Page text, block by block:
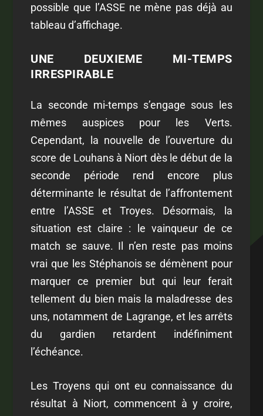
possible que l’ASSE ne mène pas déjà au
tableau d’affichage.
UNE DEUXIEME MI-TEMPS
IRRESPIRABLE
La seconde mi-temps s’engage sous les
mêmes auspices pour les Verts.
Cependant, la nouvelle de l’ouverture du
score de Louhans à Niort dès le début de la
seconde période rend encore plus
déterminante le résultat de l’affrontement
entre l’ASSE et Troyes. Désormais, la
situation est claire : le vainqueur de ce
match se sauve. Il n’en reste pas moins
vrai que les Stéphanois se démènent pour
marquer ce premier but qui leur ferait
tellement du bien mais la maladresse des
uns, notamment de Lagrange, et les arrêts
du gardien retardent indéfiniment
l’échéance.
Les Troyens qui ont eu connaissance du
résultat à Niort, commencent à y croire,